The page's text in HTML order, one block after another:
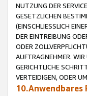
NUTZUNG DER
GESETZLICHEN
(EINSCHLIESSLICH
DER EINTREIBUNG
ODER
AUFTRAGNEHMER.
GERICHTLICHE
VERTEIDIGEN, ODER